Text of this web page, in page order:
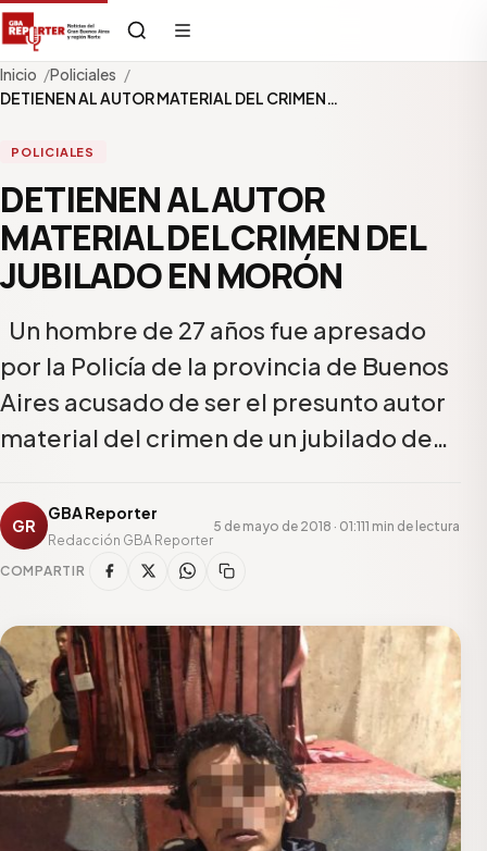
Inicio
Policiales
DETIENEN AL AUTOR MATERIAL DEL CRIMEN…
POLICIALES
DETIENEN AL AUTOR
MATERIAL DEL CRIMEN DEL
JUBILADO EN MORÓN
Un hombre de 27 años fue apresado
por la Policía de la provincia de Buenos
Aires acusado de ser el presunto autor
material del crimen de un jubilado de…
GR
GBA Reporter
Redacción GBA Reporter
5 de mayo de 2018 · 01:111 min de lectura
COMPARTIR